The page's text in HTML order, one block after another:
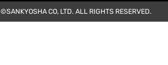
©SANKYOSHA CO, LTD. ALL RIGHTS RESERVED.